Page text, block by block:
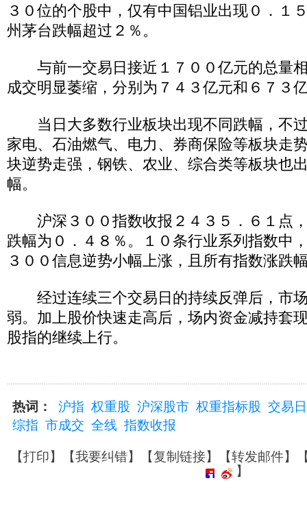
３０位的个股中，仅有中国铝业出现０．１
州茅台跌幅超过２％。
与前一交易日接近１７００亿元的总量
成交明显萎缩，分别为７４３亿元和６７３
当日大多数行业板块出现不同跌幅，不
家电、石油燃气、电力、券商保险等板块走
块逆势走强，钢铁、农业、综合类等板块也
幅。
沪深３００指数收报２４３５．６１点
跌幅为０．４８％。１０条行业系列指数中
３００信息逆势小幅上涨，且所有指数涨跌
经过连续三个交易日的持续反弹后，市
弱。加上股价快速走高后，场内资金减持套
股指的继续上行。
热词： 沪指 权重股 沪深股市 权重指标股 交易日
综指 市成交 全线 指数收报
【打印】【我要纠错】【复制链接】【转发邮件】
】